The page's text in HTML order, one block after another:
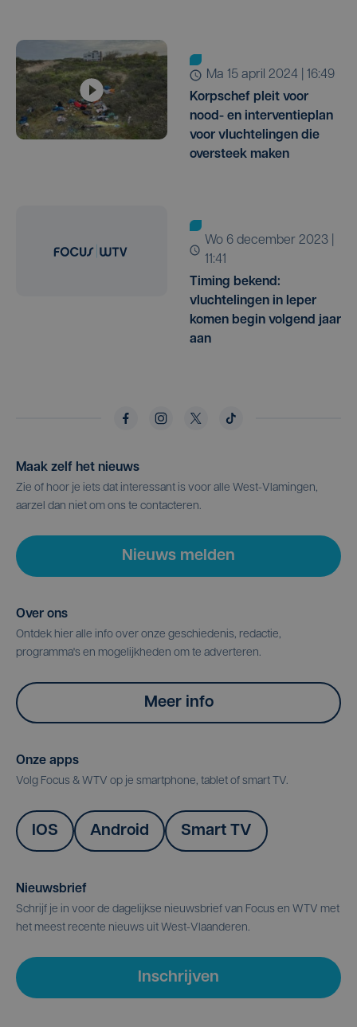
ma 15 april 2024 | 16:49
Korpschef pleit voor
nood- en interventieplan
voor vluchtelingen die
oversteek maken
wo 6 december 2023 |
11:41
Timing bekend:
vluchtelingen in Ieper
komen begin volgend jaar
aan
Maak zelf het nieuws
Zie of hoor je iets dat interessant is voor alle West-Vlamingen,
aarzel dan niet om ons te contacteren.
Nieuws melden
Over ons
Ontdek hier alle info over onze geschiedenis, redactie,
programma's en mogelijkheden om te adverteren.
Meer info
Onze apps
Volg Focus & WTV op je smartphone, tablet of smart TV.
IOS Android Smart TV
Nieuwsbrief
Schrijf je in voor de dagelijkse nieuwsbrief van Focus en WTV met
het meest recente nieuws uit West-Vlaanderen.
Inschrijven